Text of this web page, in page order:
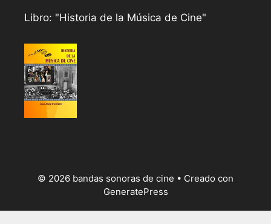
Libro: "Historia de la Música de Cine"
© 2026 bandas sonoras de cine • Creado con
GeneratePress